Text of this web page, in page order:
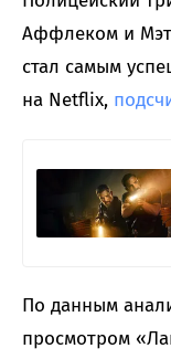
Аффлеком и
стал самым
на Netflix,
По данным
просмотром